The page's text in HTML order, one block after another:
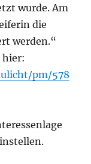
wurde. Am
die
werden.“
hier:
pm/578